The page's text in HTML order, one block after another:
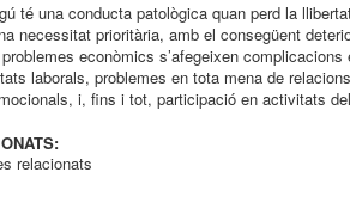
té una conducta patològica quan perd la
necessitat prioritària, amb el consegüent
econòmics s’afegeixen
laborals, problemes en tota mena de
i, fins i tot, participació en activitats
relacionats